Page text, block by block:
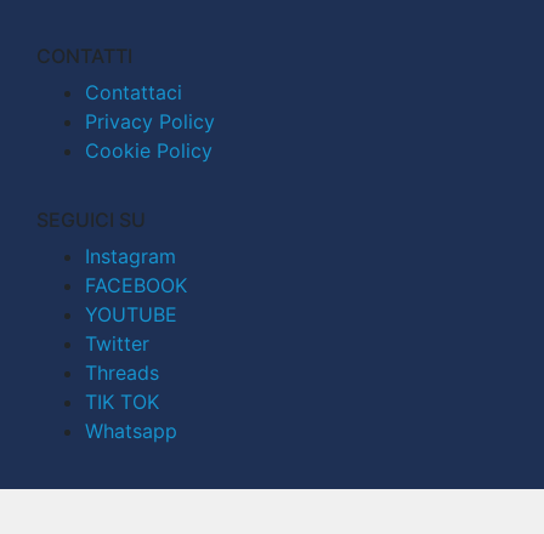
CONTATTI
Contattaci
Privacy Policy
Cookie Policy
SEGUICI SU
Instagram
FACEBOOK
YOUTUBE
Twitter
Threads
TIK TOK
Whatsapp